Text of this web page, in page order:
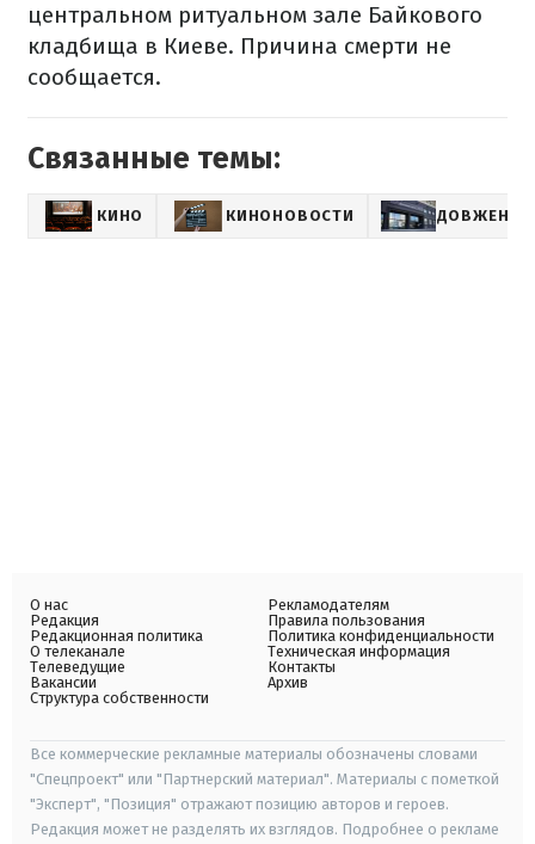
центральном ритуальном зале Байкового
кладбища в Киеве. Причина смерти не
сообщается.
Связанные темы:
КИНО КИНОНОВОСТИ
О нас
Редакция
Редакционная политика
О телеканале
Телеведущие
Вакансии
Структура собственности
Рекламодателям
Правила пользования
Политика конфиденциальности
Техническая информация
Контакты
Архив
Все коммерческие рекламные материалы обозначены словами
"Спецпроект" или "Партнерский материал". Материалы с пометкой
"Эксперт", "Позиция" отражают позицию авторов и героев.
Редакция может не разделять их взглядов. Подробнее о рекламе